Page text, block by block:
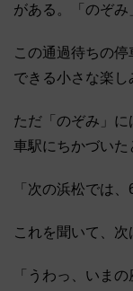
がある。「のぞみ
この通過待ちの
できる小さな楽し
ただ「のぞみ」
車駅にちかづいた
「次の浜松では
これを聞いて、次
「うわっ、いま